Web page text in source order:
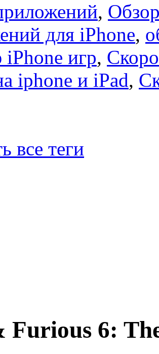
,
для iPhone,
игр,
iphone и iPad,
все теги
Furious 6: